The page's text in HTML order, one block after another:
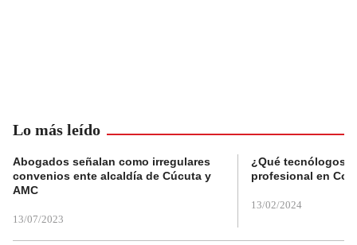
Lo más leído
Abogados señalan como irregulares
convenios ente alcaldía de Cúcuta y
AMC
13/07/2023
¿Qué tecnólogos
profesional en
13/02/2024